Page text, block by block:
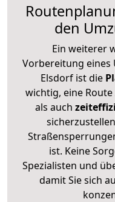
den
Ein weiterer
Vorbereitung eines
Elsdorf ist die
wichtig, eine
als auch
ist. Keine
Spezialisten und
damit Sie sich